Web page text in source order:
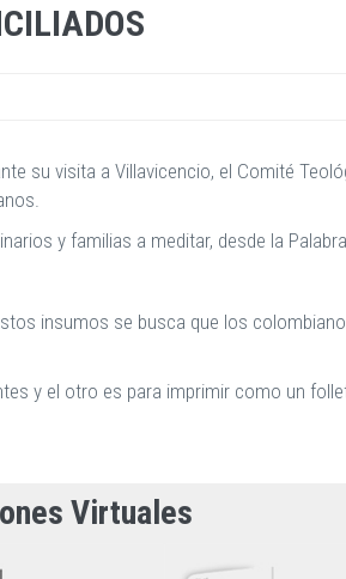
su visita a Villavicencio, el Comité
y familias a meditar, desde la
insumos se busca que los
y el otro es para imprimir como un
Virtuales